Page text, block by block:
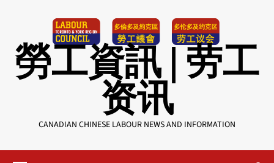
勞工資訊 | 劳工
资讯
CANADIAN CHINESE LABOUR NEWS AND INFORMATION